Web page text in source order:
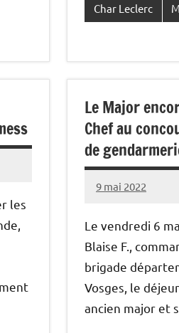
Char Leclerc
les
Le Major
Chef au
de
9 mai 2022
Caporal
Aucun
Le vendredi 6
Blaise F.,
brigade
Vosges, le
ancien major et